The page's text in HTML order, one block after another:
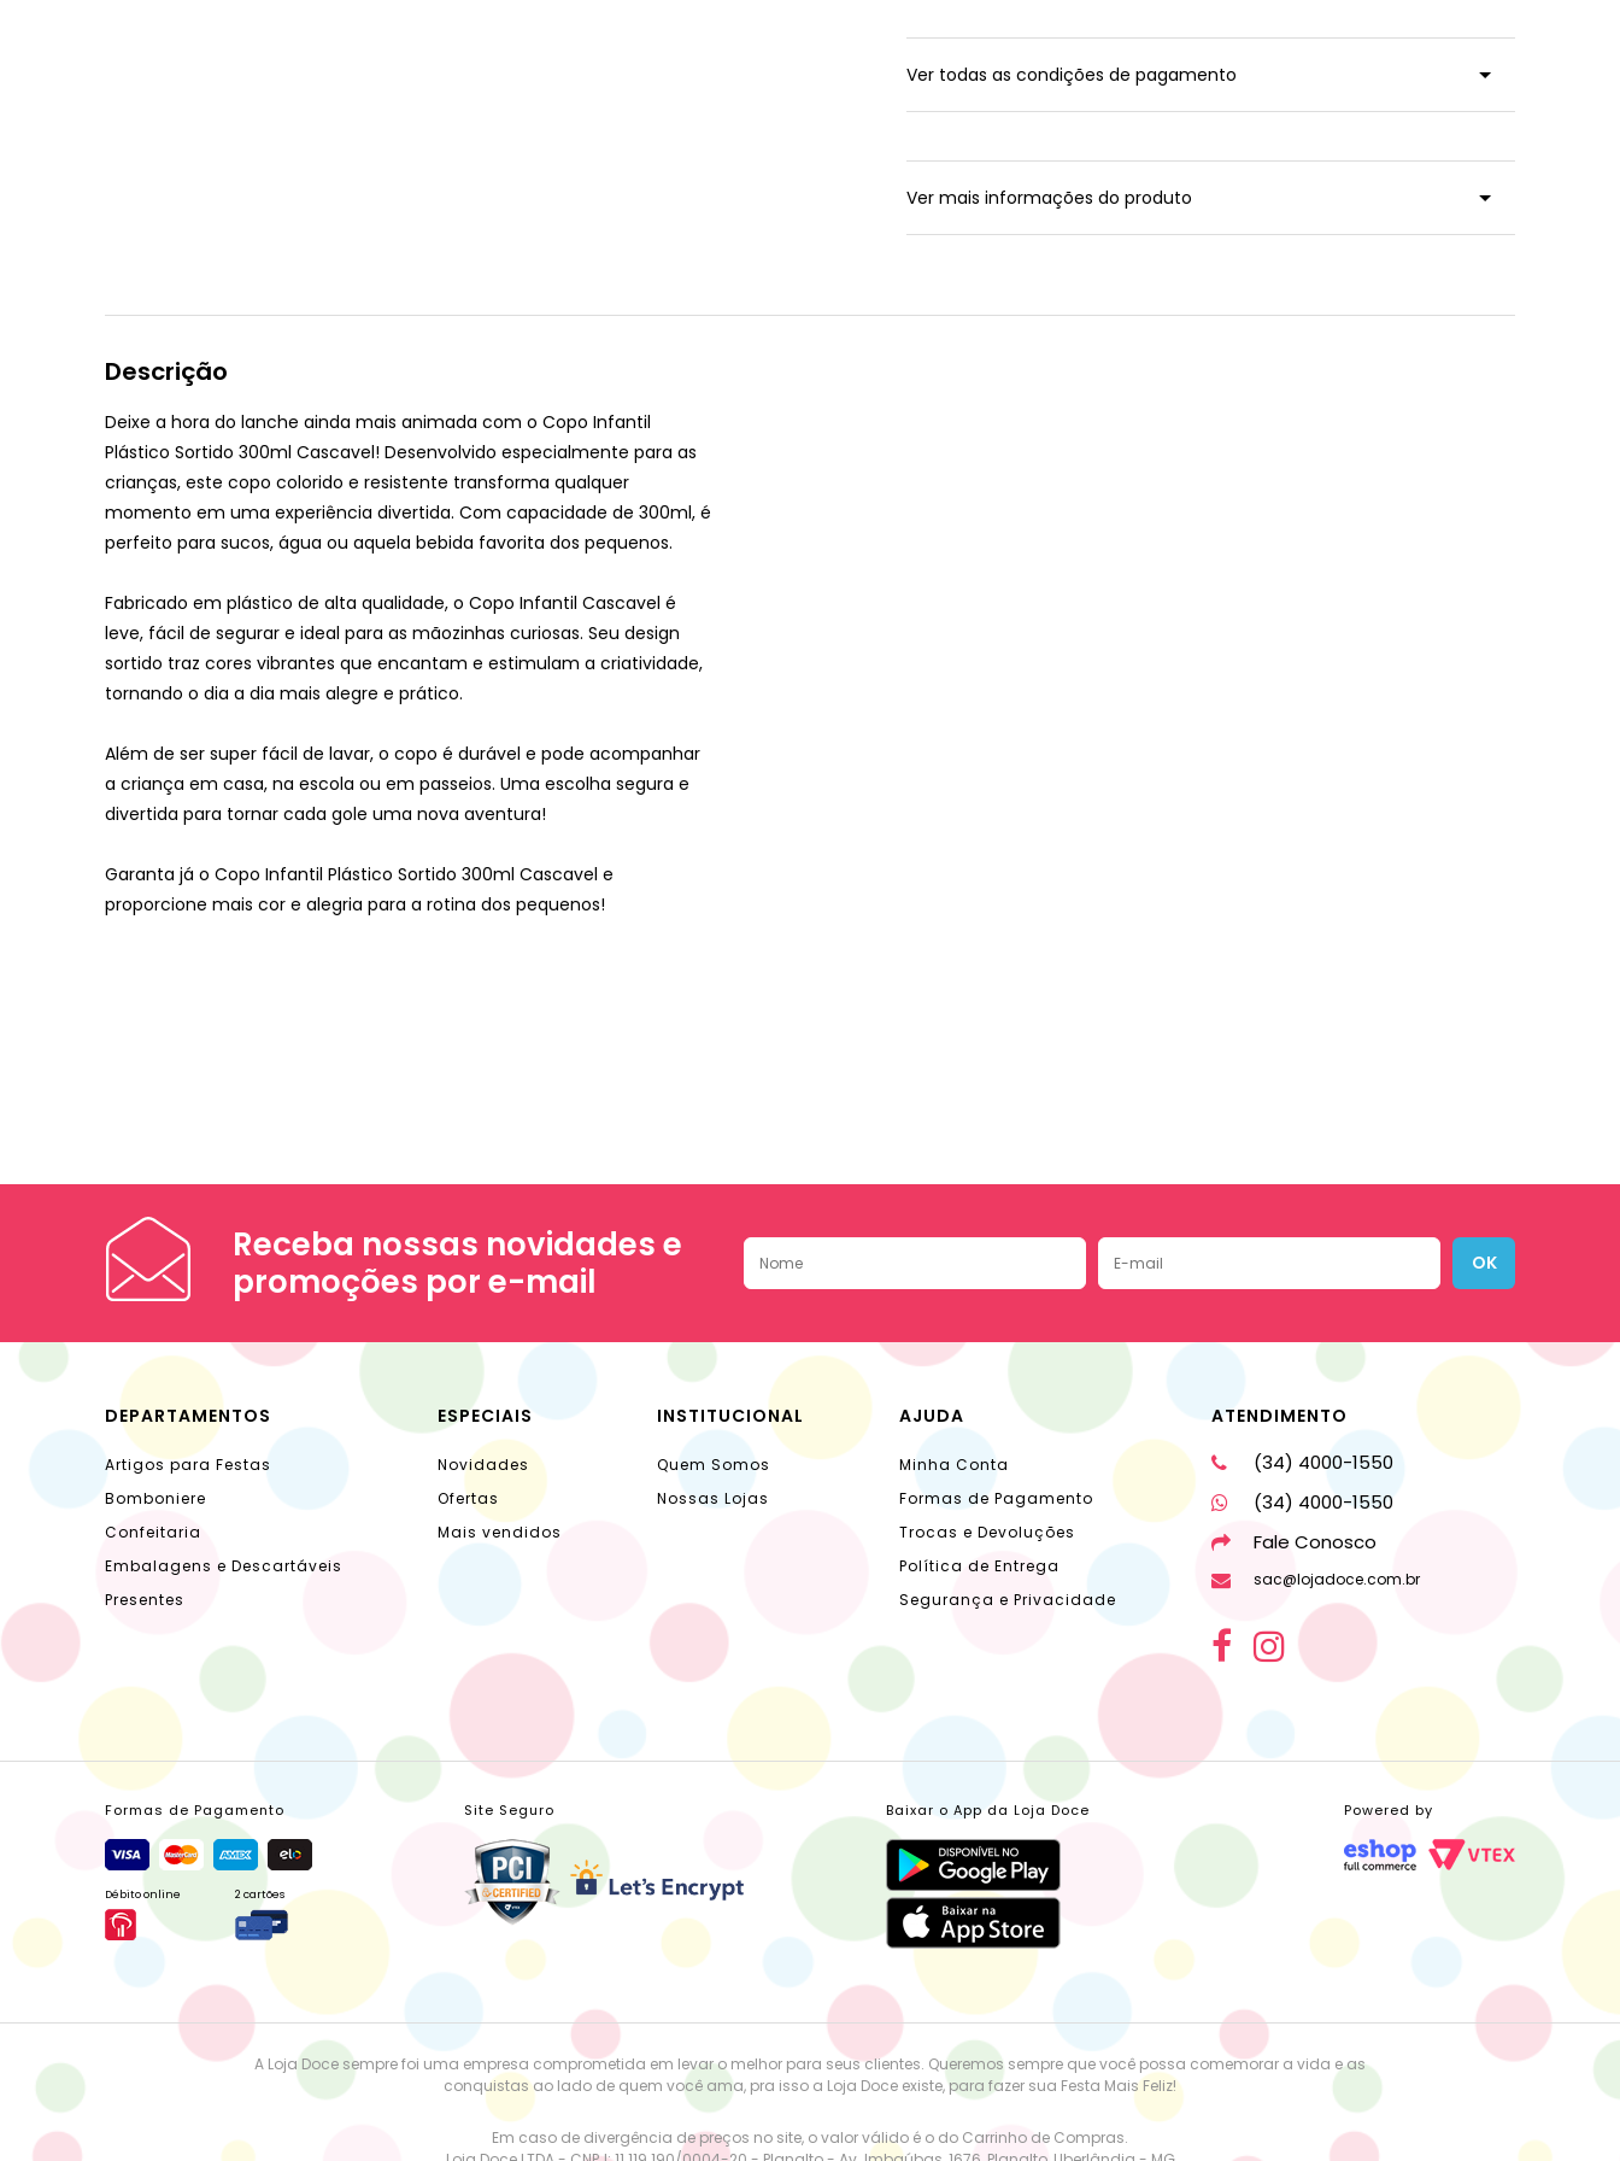
Ver todas as condições de pagamento
Ver mais informações do produto
Descrição
Deixe a hora do lanche ainda mais animada com o Copo Infantil
Plástico Sortido 300ml Cascavel! Desenvolvido especialmente para as
crianças, este copo colorido e resistente transforma qualquer
momento em uma experiência divertida. Com capacidade de 300ml, é
perfeito para sucos, água ou aquela bebida favorita dos pequenos.
Fabricado em plástico de alta qualidade, o Copo Infantil Cascavel é
leve, fácil de segurar e ideal para as mãozinhas curiosas. Seu design
sortido traz cores vibrantes que encantam e estimulam a criatividade,
tornando o dia a dia mais alegre e prático.
Além de ser super fácil de lavar, o copo é durável e pode acompanhar
a criança em casa, na escola ou em passeios. Uma escolha segura e
divertida para tornar cada gole uma nova aventura!
Garanta já o Copo Infantil Plástico Sortido 300ml Cascavel e
proporcione mais cor e alegria para a rotina dos pequenos!
Receba nossas novidades e
promoções por e-mail
OK
DEPARTAMENTOS
Artigos para Festas
Bomboniere
Confeitaria
Embalagens e Descartáveis
Presentes
ESPECIAIS
Novidades
Ofertas
Mais vendidos
INSTITUCIONAL
Quem Somos
Nossas Lojas
AJUDA
Minha Conta
Formas de Pagamento
Trocas e Devoluções
Política de Entrega
Segurança e Privacidade
ATENDIMENTO
(34) 4000-1550
(34) 4000-1550
Fale Conosco
sac@lojadoce.com.br
Formas de Pagamento
Débito online 2 cartões
Site Seguro Baixar o App da Loja Doce Powered by
A Loja Doce sempre foi uma empresa comprometida em levar o melhor para seus clientes. Queremos sempre que você possa comemorar a vida e as
conquistas ao lado de quem você ama, pra isso a Loja Doce existe, para fazer sua Festa Mais Feliz!
Em caso de divergência de preços no site, o valor válido é o do Carrinho de Compras.